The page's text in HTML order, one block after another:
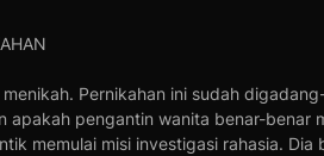
Pernikahan ini sudah
apakah pengantin wanita benar-benar
memulai misi investigasi rahasia. Dia